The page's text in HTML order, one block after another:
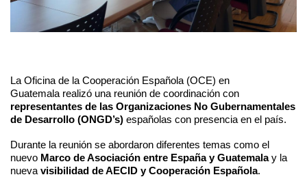
La Oficina de la Cooperación Española (OCE) en
Guatemala realizó una reunión de coordinación con
representantes de las Organizaciones No Gubernamentales
de Desarrollo (ONGD’s) españolas con presencia en el país.
Durante la reunión se abordaron diferentes temas como el
nuevo Marco de Asociación entre España y Guatemalay la
nueva visibilidad de AECID y Cooperación Española.